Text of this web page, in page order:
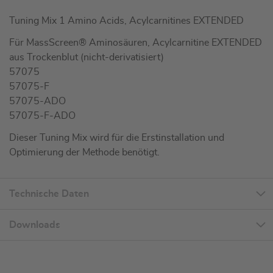
Tuning Mix 1 Amino Acids, Acylcarnitines EXTENDED
Für MassScreen® Aminosäuren, Acylcarnitine EXTENDED
aus Trockenblut (nicht-derivatisiert)
57075
57075-F
57075-ADO
57075-F-ADO
Dieser Tuning Mix wird für die Erstinstallation und
Optimierung der Methode benötigt.
Technische Daten
Downloads